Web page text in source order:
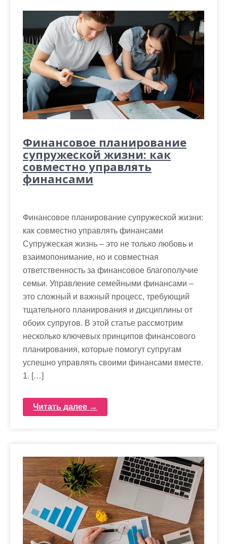
Финансовое планирование
супружеской жизни: как
совместно управлять
финансами
Финансовое планирование супружеской жизни:
как совместно управлять финансами
Супружеская жизнь – это не только любовь и
взаимопонимание, но и совместная
ответственность за финансовое благополучие
семьи. Управление семейными финансами –
это сложный и важный процесс, требующий
тщательного планирования и дисциплины от
обоих супругов. В этой статье рассмотрим
несколько ключевых принципов финансового
планирования, которые помогут супругам
успешно управлять своими финансами вместе.
1. […]
Читать далее →